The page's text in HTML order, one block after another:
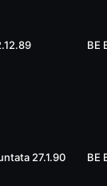
BE
50:16
27.1.90 BE